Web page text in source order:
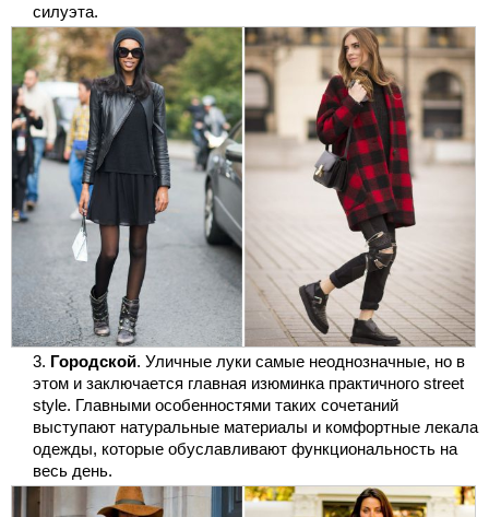
силуэта.
Городской. Уличные луки самые неоднозначные, но в
этом и заключается главная изюминка практичного street
style. Главными особенностями таких сочетаний
выступают натуральные материалы и комфортные лекала
одежды, которые обуславливают функциональность на
весь день.